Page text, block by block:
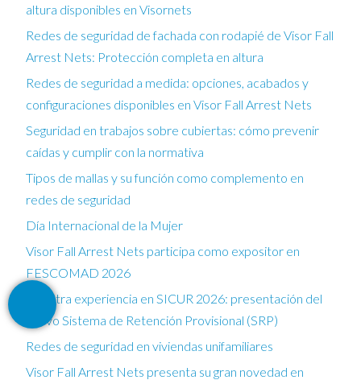
altura disponibles en Visornets
Redes de seguridad de fachada con rodapié de Visor Fall
Arrest Nets: Protección completa en altura
Redes de seguridad a medida: opciones, acabados y
configuraciones disponibles en Visor Fall Arrest Nets
Seguridad en trabajos sobre cubiertas: cómo prevenir
caídas y cumplir con la normativa
Tipos de mallas y su función como complemento en
redes de seguridad
Día Internacional de la Mujer
Visor Fall Arrest Nets participa como expositor en
FESCOMAD 2026
Nuestra experiencia en SICUR 2026: presentación del
nuevo Sistema de Retención Provisional (SRP)
Redes de seguridad en viviendas unifamiliares
Visor Fall Arrest Nets presenta su gran novedad en